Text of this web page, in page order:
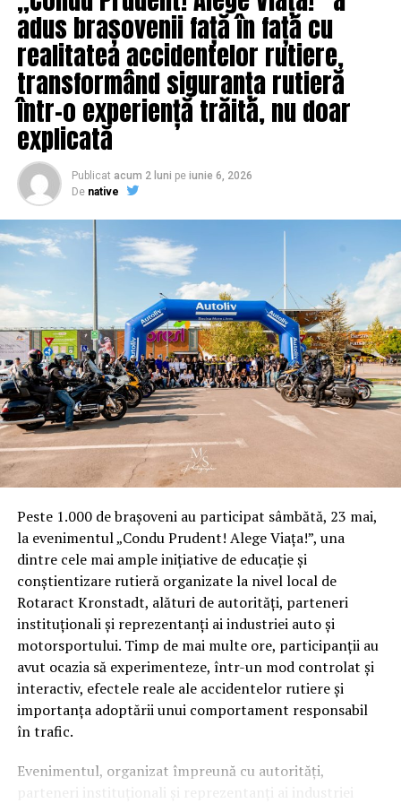
statul cu banii | IasiAZI.ro
NU RATATI
S-a declanșat operațiunea de SALVARE a lui DRAGNEA de
ÎNCHISOARE! Decizia luată de Viorica DĂNCILĂ! |
IasiAZI.ro
adus brașovenii față în față cu
realitatea accidentelor rutiere,
transformând siguranța rutieră
într-o experiență trăită, nu doar
explicată
Publicat acum 2 luni pe iunie 6, 2026
De native
Peste 1.000 de brașoveni au participat sâmbătă, 23 mai,
la evenimentul „Condu Prudent! Alege Viața!”, una
dintre cele mai ample inițiative de educație și
conștientizare rutieră organizate la nivel local de
Rotaract Kronstadt, alături de autorități, parteneri
instituționali și reprezentanți ai industriei auto și
motorsportului. Timp de mai multe ore, participanții au
avut ocazia să experimenteze, într-un mod controlat și
interactiv, efectele reale ale accidentelor rutiere și
importanța adoptării unui comportament responsabil
în trafic.
Evenimentul, organizat împreună cu autorități,
parteneri instituționali și reprezentanți ai industriei